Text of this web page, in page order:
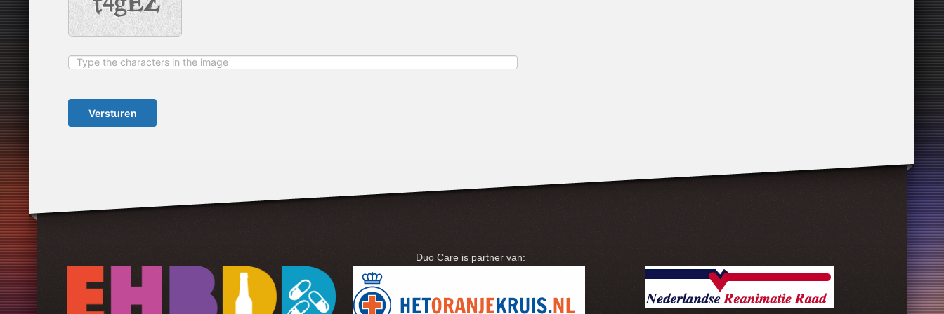
Duo Care is partner van: